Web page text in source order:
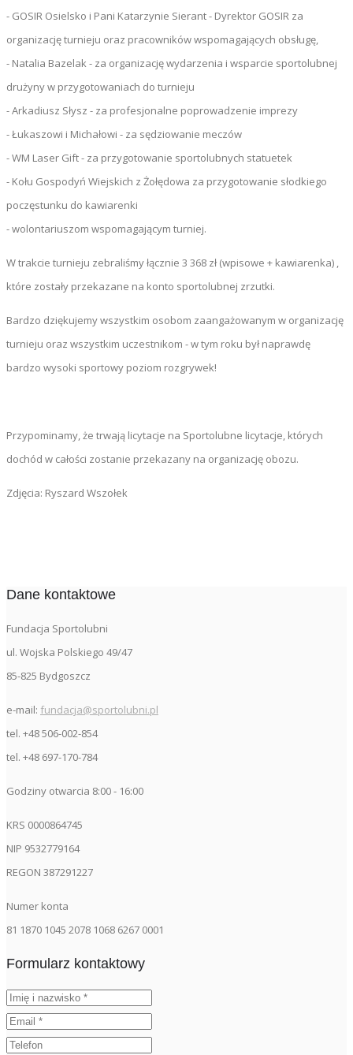
- GOSIR Osielsko i Pani Katarzynie Sierant - Dyrektor GOSIR za
organizację turnieju oraz pracowników wspomagających obsługę,
- Natalia Bazelak - za organizację wydarzenia i wsparcie sportolubnej
drużyny w przygotowaniach do turnieju
- Arkadiusz Słysz - za profesjonalne poprowadzenie imprezy
- Łukaszowi i Michałowi - za sędziowanie meczów
- WM Laser Gift - za przygotowanie sportolubnych statuetek
- Kołu Gospodyń Wiejskich z Żołędowa za przygotowanie słodkiego
poczęstunku do kawiarenki
- wolontariuszom wspomagającym turniej.
W trakcie turnieju zebraliśmy łącznie 3 368 zł (wpisowe + kawiarenka) ,
które zostały przekazane na konto sportolubnej zrzutki.
Bardzo dziękujemy wszystkim osobom zaangażowanym w organizację
turnieju oraz wszystkim uczestnikom - w tym roku był naprawdę
bardzo wysoki sportowy poziom rozgrywek!
Przypominamy, że trwają licytacje na Sportolubne licytacje, których
dochód w całości zostanie przekazany na organizację obozu.
Zdjęcia: Ryszard Wszołek
Dane kontaktowe
Fundacja Sportolubni
ul. Wojska Polskiego 49/47
85-825 Bydgoszcz
e-mail: fundacja@sportolubni.pl
tel. +48 506-002-854
tel. +48 697-170-784
Godziny otwarcia 8:00 - 16:00
KRS 0000864745
NIP 9532779164
REGON 387291227
Numer konta
81 1870 1045 2078 1068 6267 0001
Formularz kontaktowy